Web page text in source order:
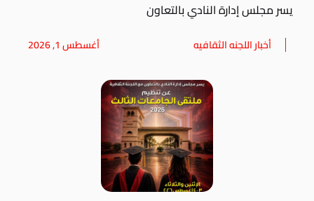
يسر مجلس إدارة النادي بالتعاون
أخبار اللجنه الثقافيه أغسطس 1, 2026